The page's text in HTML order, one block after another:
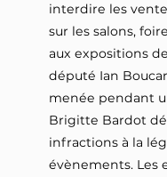
interdire les
sur les salons,
aux expositions
député Ian
menée pendant
Brigitte Bardot
infractions à la
évènements. Les